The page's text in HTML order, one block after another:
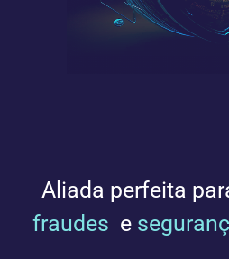
Aliada perfeita
fraudes e